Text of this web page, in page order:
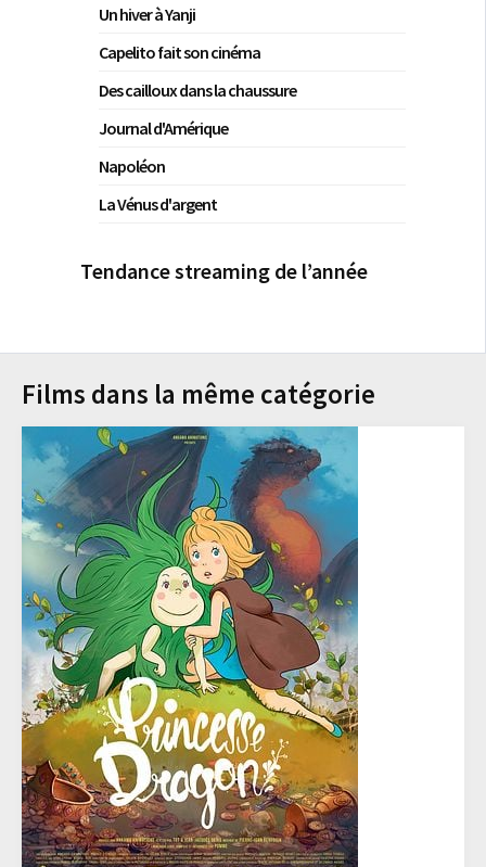
Un hiver à Yanji
Capelito fait son cinéma
Des cailloux dans la chaussure
Journal d'Amérique
Napoléon
La Vénus d'argent
Tendance streaming de l’année
Films dans la même catégorie